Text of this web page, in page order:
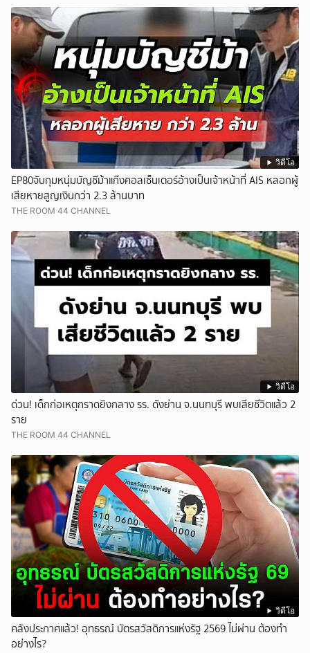
วิดีโอ
EP80จับกุมหนุ่มบัญชีม้าแก๊งคอลเซ็นเตอร์อ้างเป็นเจ้าหน้าที่ AIS หลอกผู้
เสียหายสูญเงินกว่า 2.3 ล้านบาท
THE ROOM 44 CHANNEL
วิดีโอ
ด่วน! เด็กก่อเหตุกราดยิงกลาง รร. ดังย่าน จ.นนทบุรี พบเสียชีวิตแล้ว 2
ราย
THE ROOM 44 CHANNEL
วิดีโอ
คลังประกาศแล้ว! อุทธรณ์ บัตรสวัสดิการแห่งรัฐ 2569 ไม่ผ่าน ต้องทำ
อย่างไร?